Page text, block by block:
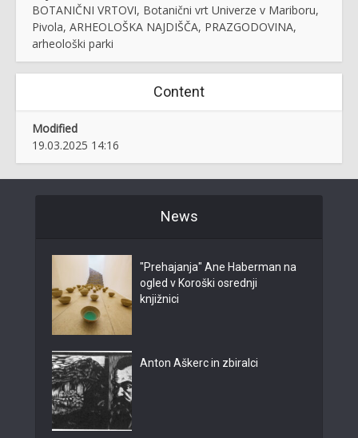
BOTANIČNI VRTOVI, Botanični vrt Univerze v Mariboru,
Pivola, ARHEOLOŠKA NAJDIŠČA, PRAZGODOVINA,
arheološki parki
Content
Modified
19.03.2025 14:16
News
"Prehajanja" Ane Haberman na
ogled v Koroški osrednji
knjižnici
Anton Aškerc in zbiralci